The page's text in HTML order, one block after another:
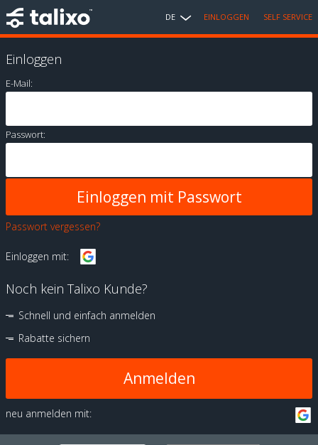
DE EINLOGGEN SELF SERVICE
Einloggen
E-Mail:
Passwort:
Passwort vergessen?
Einloggen mit:
Noch kein Talixo Kunde?
Schnell und einfach anmelden
Rabatte sichern
Anmelden
neu anmelden mit: